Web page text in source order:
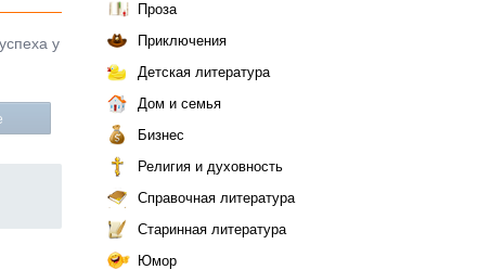
у
Проза
Приключения
Детская литература
Дом и семья
Бизнес
Религия и духовность
Справочная литература
Старинная литература
Юмор